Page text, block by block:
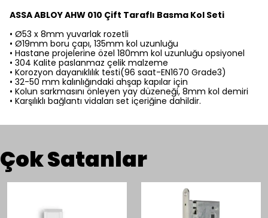
ASSA ABLOY AHW 010 Çift Taraflı Basma Kol Seti
• Ø53 x 8mm yuvarlak rozetli
• Ø19mm boru çapı, 135mm kol uzunluğu
• Hastane projelerine özel 180mm kol uzunluğu opsiyonel
• 304 Kalite paslanmaz çelik malzeme
• Korozyon dayanıklılık testi(96 saat-EN1670 Grade3)
• 32-50 mm kalınlığındaki ahşap kapılar için
• Kolun sarkmasını önleyen yay düzeneği, 8mm kol demiri
• Karşılıklı bağlantı vidaları set içeriğine dahildir.
Çok Satanlar